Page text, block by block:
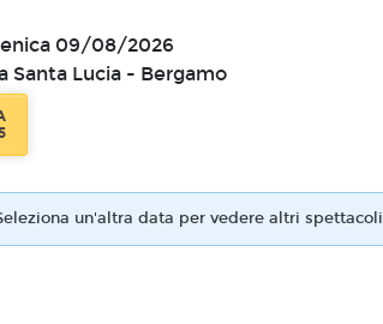
09/08/2026
Santa Lucia - Bergamo
un'altra data per vedere altri spettacoli